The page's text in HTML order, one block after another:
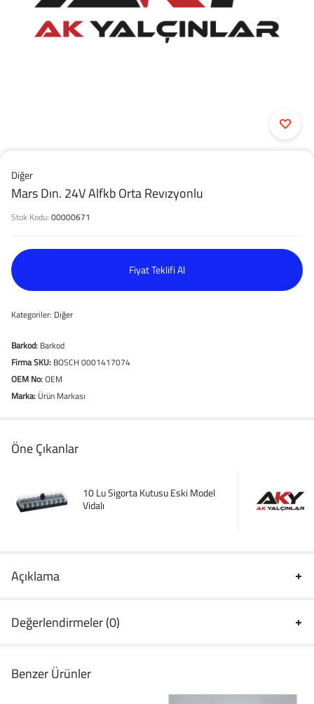
Diğer
Mars Dın. 24V Alfkb Orta Revızyonlu
Stok Kodu: 00000671
Fiyat Teklifi Al
Kategoriler: Diğer
Barkod: Barkod
Firma SKU: BOSCH 0001417074
OEM No:OEM
Marka: Ürün Markası
Öne Çıkanlar
10 Lu Sigorta Kutusu Eski Model
Vidalı
Açıklama
Değerlendirmeler (0)
Benzer Ürünler